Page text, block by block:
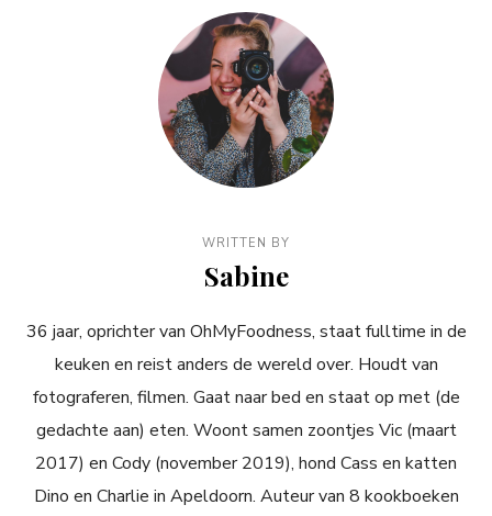
WRITTEN BY
Sabine
36 jaar, oprichter van OhMyFoodness, staat fulltime in de
keuken en reist anders de wereld over. Houdt van
fotograferen, filmen. Gaat naar bed en staat op met (de
gedachte aan) eten. Woont samen zoontjes Vic (maart
2017) en Cody (november 2019), hond Cass en katten
Dino en Charlie in Apeldoorn. Auteur van 8 kookboeken